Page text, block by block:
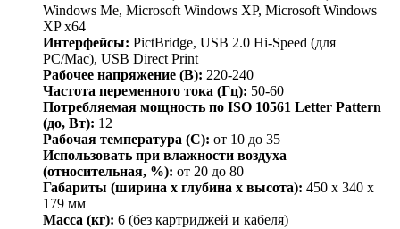
Windows Me, Microsoft Windows XP, Microsoft Windows
XP x64
Интерфейсы: PictBridge, USB 2.0 Hi-Speed (для
PC/Mac), USB Direct Print
Рабочее напряжение (B): 220-240
Частота переменного тока (Гц): 50-60
Потребляемая мощность по ISO 10561 Letter Pattern
(до, Вт): 12
Рабочая температура (C): от 10 до 35
Использовать при влажности воздуха
(относительная, %): от 20 до 80
Габариты (ширина х глубина х высота): 450 х 340 х
179 мм
Масса (кг): 6 (без картриджей и кабеля)